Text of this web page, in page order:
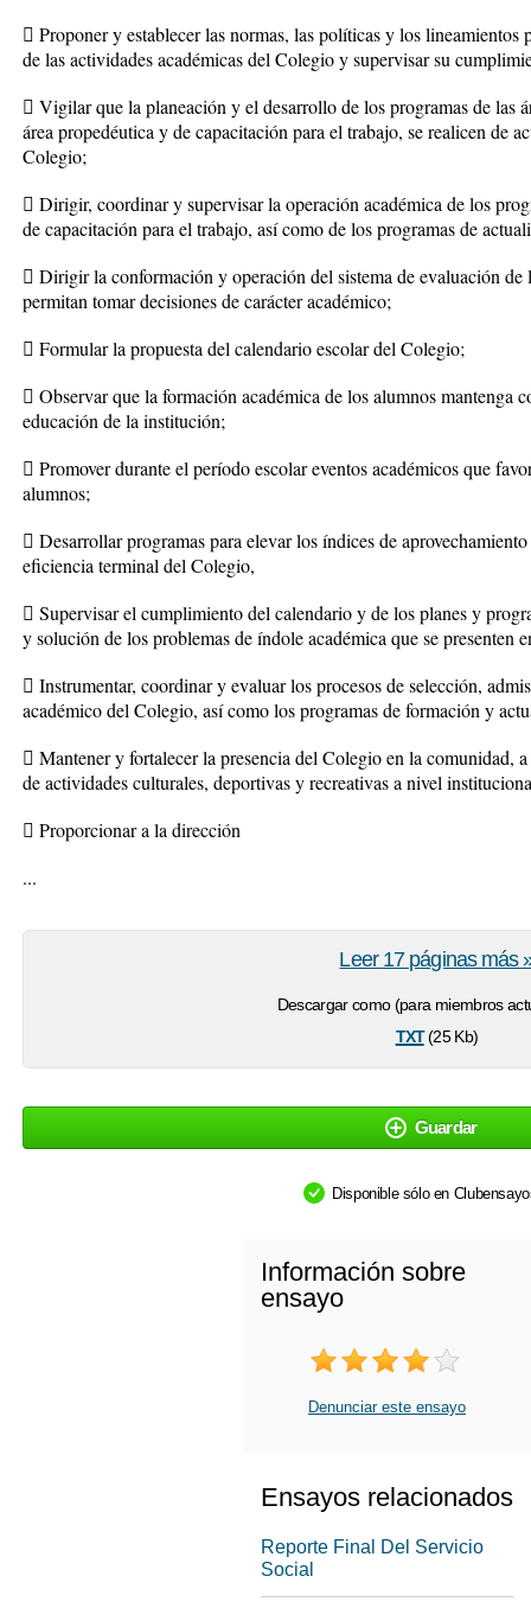
 Proponer y establecer las normas, las políticas y los
de las actividades académicas del Colegio y supervisar su
 Vigilar que la planeación y el desarrollo de los programas de las
área propedéutica y de capacitación para el trabajo, se realicen de
Colegio;
 Dirigir, coordinar y supervisar la operación académica de los
de capacitación para el trabajo, así como de los programas de
 Dirigir la conformación y operación del sistema de evaluación de
permitan tomar decisiones de carácter académico;
 Formular la propuesta del calendario escolar del Colegio;
 Observar que la formación académica de los alumnos mantenga
educación de la institución;
 Promover durante el período escolar eventos académicos que
alumnos;
 Desarrollar programas para elevar los índices de
eficiencia terminal del Colegio,
 Supervisar el cumplimiento del calendario y de los planes y
y solución de los problemas de índole académica que se presenten
 Instrumentar, coordinar y evaluar los procesos de selección,
académico del Colegio, así como los programas de formación y
 Mantener y fortalecer la presencia del Colegio en la comunidad,
de actividades culturales, deportivas y recreativas a nivel
 Proporcionar a la dirección
...
Descargar como (para miembros
txt(25 Kb)
Leer 17 páginas más
Guardar
Disponible sólo en
Información sobre
ensayo
Denunciar este ensayo
Ensayos relacionados
Reporte Final Del Servicio
Social